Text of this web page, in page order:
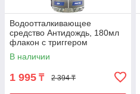
Водоотталкивающее
средство Антидождь, 180мл
флакон с триггером
В наличии
1 995 ₸ 2 394 ₸